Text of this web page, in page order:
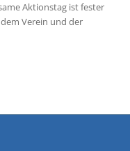
Aktionstag ist fester
Verein und der